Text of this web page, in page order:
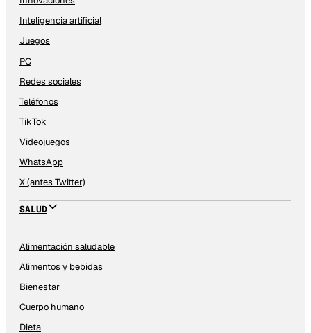
Inteligencia artificial
Juegos
PC
Redes sociales
Teléfonos
TikTok
Videojuegos
WhatsApp
X (antes Twitter)
SALUD
Alimentación saludable
Alimentos y bebidas
Bienestar
Cuerpo humano
Dieta